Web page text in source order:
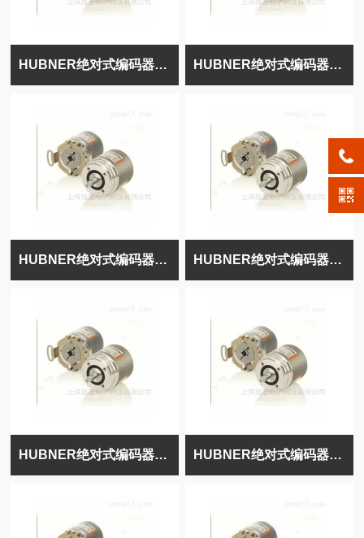
HUBNER绝对式编码器POG10D1000I HUBNER绝对式编码器POG10D1000
HUBNER绝对式编码器POG10D1000 HUBNER绝对式编码器POG9G1000
HUBNER绝对式编码器POG9DN1000I HUBNER绝对式编码器POG9DN1000IFSL